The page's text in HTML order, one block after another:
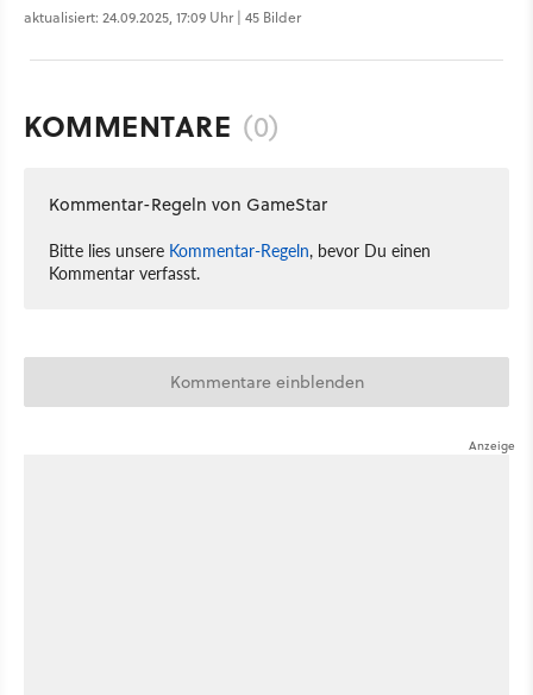
aktualisiert: 24.09.2025, 17:09 Uhr | 45 Bilder
KOMMENTARE (0)
Kommentar-Regeln von GameStar
Bitte lies unsere Kommentar-Regeln, bevor Du einen
Kommentar verfasst.
Kommentare einblenden